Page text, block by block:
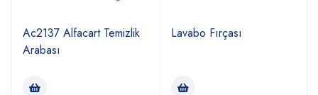
Ac2137 Alfacart Temizlik
Arabası
Lavabo Fırçası